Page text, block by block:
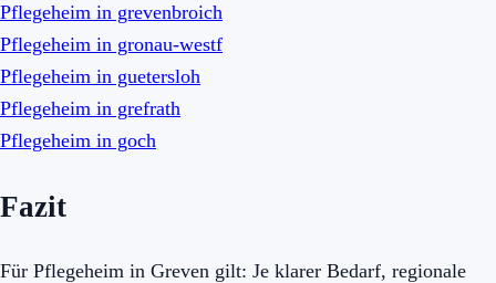
Pflegeheim in grevenbroich
Pflegeheim in gronau-westf
Pflegeheim in guetersloh
Pflegeheim in grefrath
Pflegeheim in goch
Fazit
Für Pflegeheim in Greven gilt: Je klarer Bedarf, regionale